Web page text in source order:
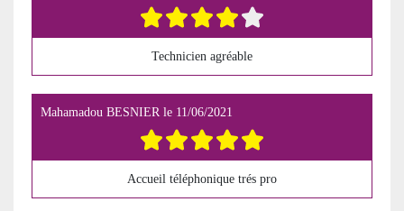
Technicien agréable
Mahamadou BESNIERle 11/06/2021
Accueil téléphonique trés pro